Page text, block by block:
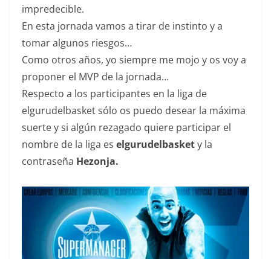
impredecible.
En esta jornada vamos a tirar de instinto y a
tomar algunos riesgos…
Como otros años, yo siempre me mojo y os voy a
proponer el MVP de la jornada…
Respecto a los participantes en la liga de
elgurudelbasket sólo os puedo desear la máxima
suerte y si algún rezagado quiere participar el
nombre de la liga es elgurudelbaskety la
contraseña Hezonja.